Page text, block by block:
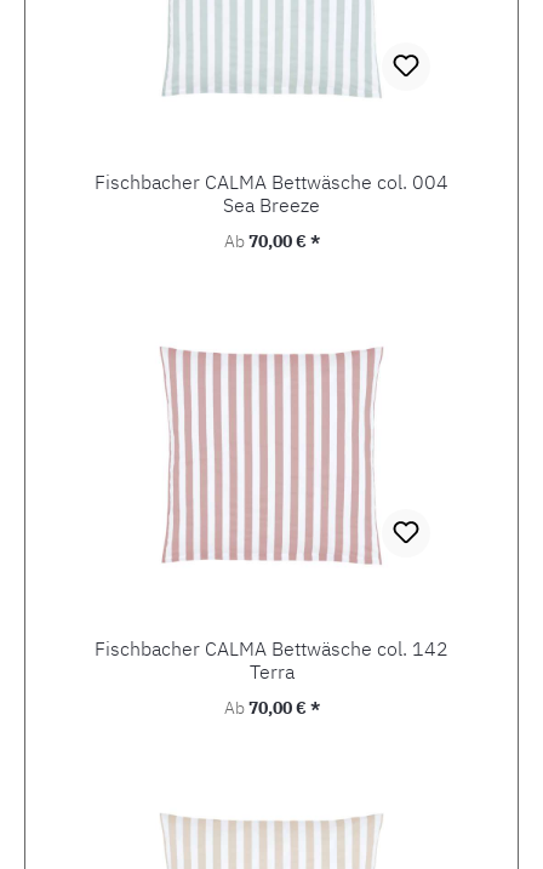
Fischbacher CALMA Bettwäsche col. 004
Sea Breeze
Regulärer Preis:
Ab70,00 € *
Fischbacher CALMA Bettwäsche col. 142
Terra
Regulärer Preis:
Ab70,00 € *